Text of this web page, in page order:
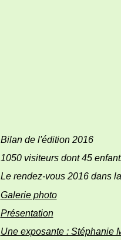
Bilan de l'édition 2016
1050 visiteurs dont 45
Le rendez-vous 2016 dans
Galerie photo
Présentation
Une exposante : Stéphanie